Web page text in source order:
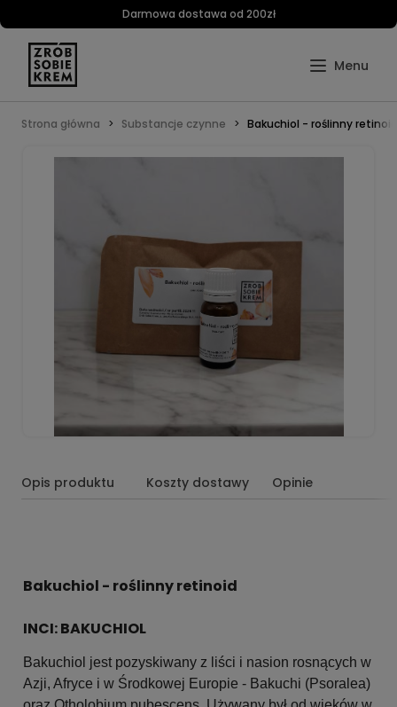
Darmowa dostawa od 200zł
Strona główna Substancje czynne Bakuchiol - roślinny retinoid
Opis produktu Koszty dostawy Opinie
Bakuchiol - roślinny retinoid
INCI: BAKUCHIOL
Bakuchiol jest pozyskiwany z liści i nasion rosnących w
Azji, Afryce i w Środkowej Europie - Bakuchi (Psoralea)